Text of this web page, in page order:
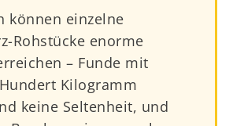
können einzelne
Rohstücke enorme
– Funde mit
Kilogramm
keine Seltenheit, und